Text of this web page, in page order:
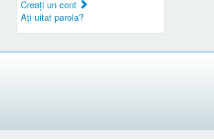
Creaţi un cont
Aţi uitat parola?